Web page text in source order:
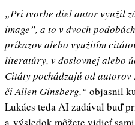
„Pri tvorbe diel autor využil
image”, a to v dvoch
príkazov alebo využitím
literatúry, v doslovnej alebo
Citáty pochádzajú od
či Allen Ginsberg,“objasnil
Lukács teda AI zadával buď